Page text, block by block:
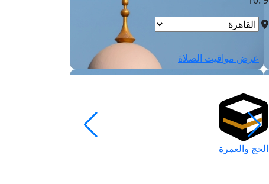
عرض مواقيت الصلاة
الحج والعمرة